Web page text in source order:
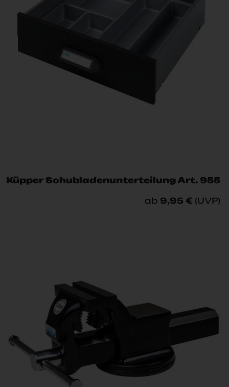
Küpper Schubladenunterteilung Art. 955
ab 9,95 € (UVP)